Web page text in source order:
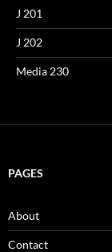
J 201
J 202
Media 230
PAGES
About
Contact